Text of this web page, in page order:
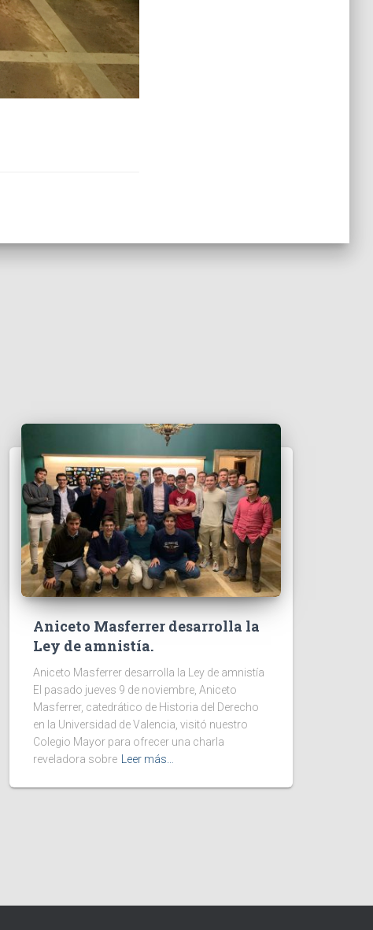
Aniceto Masferrer desarrolla la
Ley de amnistía.
Aniceto Masferrer desarrolla la Ley de amnistía
El pasado jueves 9 de noviembre, Aniceto
Masferrer, catedrático de Historia del Derecho
en la Universidad de Valencia, visitó nuestro
Colegio Mayor para ofrecer una charla
reveladora sobre
Leer más…